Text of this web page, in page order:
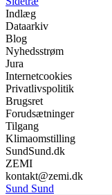
Indlæg
Dataarkiv
Blog
Nyhedsstrøm
Jura
Internetcookies
Privatlivspolitik
Brugsret
Forudsætninger
Tilgang
Klimaomstilling
SundSund.dk
ZEMI
kontakt@zemi.dk
Sund Sund